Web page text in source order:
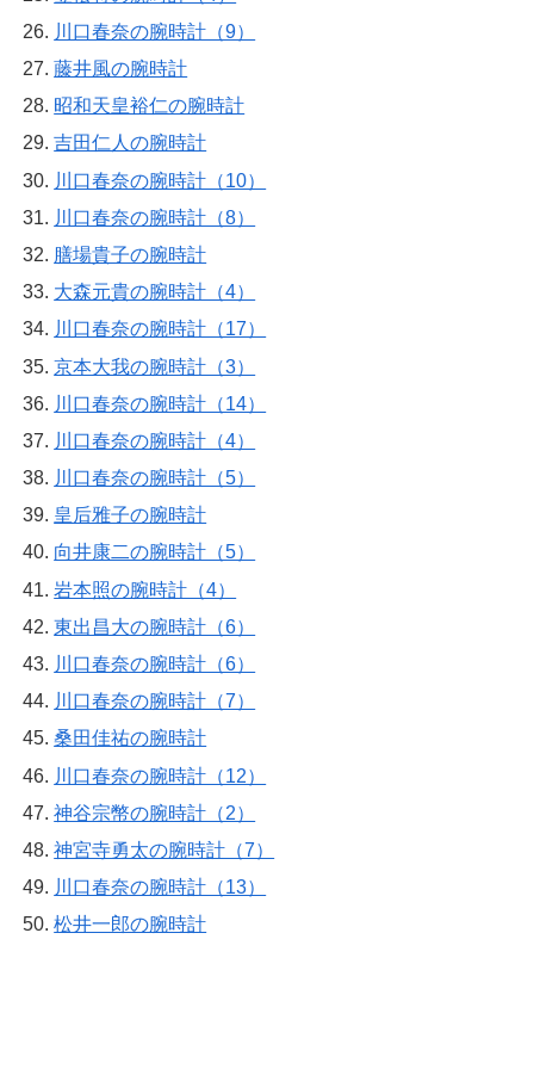
川口春奈の腕時計（9）
藤井風の腕時計
昭和天皇裕仁の腕時計
吉田仁人の腕時計
川口春奈の腕時計（10）
川口春奈の腕時計（8）
膳場貴子の腕時計
大森元貴の腕時計（4）
川口春奈の腕時計（17）
京本大我の腕時計（3）
川口春奈の腕時計（14）
川口春奈の腕時計（4）
川口春奈の腕時計（5）
皇后雅子の腕時計
向井康二の腕時計（5）
岩本照の腕時計（4）
東出昌大の腕時計（6）
川口春奈の腕時計（6）
川口春奈の腕時計（7）
桑田佳祐の腕時計
川口春奈の腕時計（12）
神谷宗幣の腕時計（2）
神宮寺勇太の腕時計（7）
川口春奈の腕時計（13）
松井一郎の腕時計